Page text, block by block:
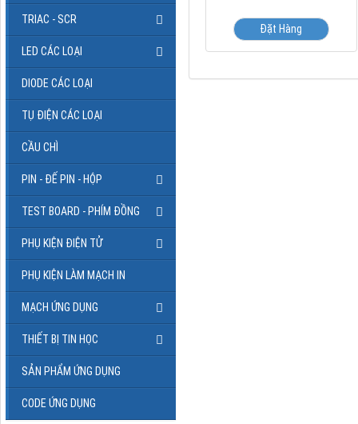
Đặt Hàng
TRIAC - SCR
LED CÁC LOẠI
DIODE CÁC LOẠI
TỤ ĐIỆN CÁC LOẠI
CẦU CHÌ
PIN - ĐẾ PIN - HỘP
TEST BOARD - PHÍM ĐỒNG
PHỤ KIỆN ĐIỆN TỬ
PHỤ KIỆN LÀM MẠCH IN
MẠCH ỨNG DỤNG
THIẾT BỊ TIN HỌC
SẢN PHẨM ỨNG DỤNG
CODE ỨNG DỤNG